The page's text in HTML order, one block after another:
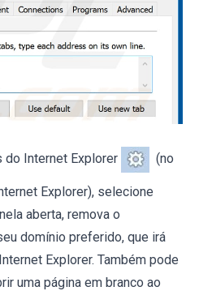
do Internet Explorer (no
Explorer), selecione
aberta, remova o
domínio preferido, que irá
Explorer. Também pode
uma página em branco ao